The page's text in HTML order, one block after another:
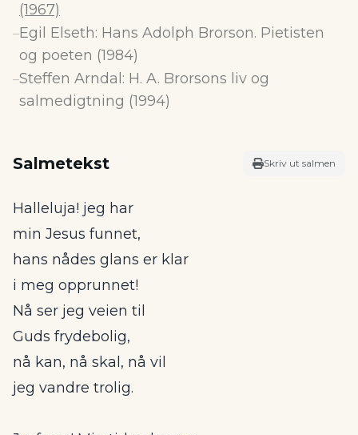
(1967)
–Egil Elseth: Hans Adolph Brorson. Pietisten
og poeten (1984)
–Steffen Arndal: H. A. Brorsons liv og
salmedigtning (1994)
Salmetekst Skriv ut salmen
Halleluja! jeg har
min Jesus funnet,
hans nådes glans er klar
i meg opprunnet!
Nå ser jeg veien til
Guds frydebolig,
nå kan, nå skal, nå vil
jeg vandre trolig.